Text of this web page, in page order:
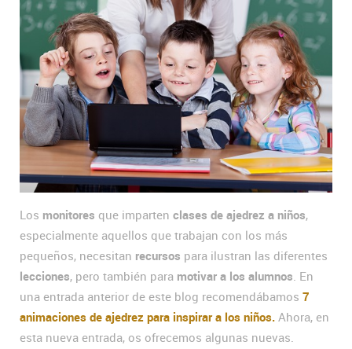
Los monitores que imparten clases de ajedrez a niños,
especialmente aquellos que trabajan con los más
pequeños, necesitan recursos para ilustran las diferentes
lecciones, pero también para motivar a los alumnos . En
una entrada anterior de este blog recomendábamos 7
animaciones de ajedrez para inspirar a los niños. Ahora, en
esta nueva entrada, os ofrecemos algunas nuevas.